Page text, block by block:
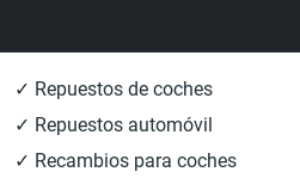
✓ Repuestos de coches
✓ Repuestos automóvil
✓ Recambios para coches